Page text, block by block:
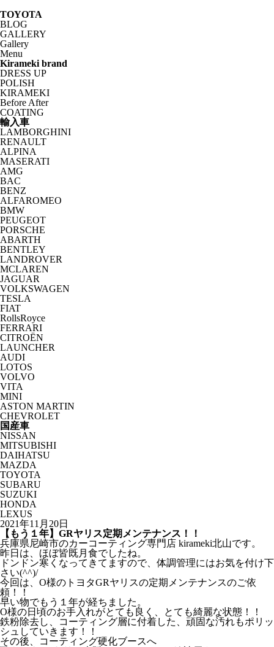
TOYOTA
BLOG
GALLERY
Gallery
Menu
Kirameki brand
DRESS UP
POLISH
KIRAMEKI
Before After
COATING
輸入車
LAMBORGHINI
RENAULT
ALPINA
MASERATI
AMG
BAC
BENZ
ALFAROMEO
BMW
PEUGEOT
PORSCHE
ABARTH
BENTLEY
LANDROVER
MCLAREN
JAGUAR
VOLKSWAGEN
TESLA
FIAT
RollsRoyce
FERRARI
CITROËN
LAUNCHER
AUDI
LOTOS
VOLVO
VITA
MINI
ASTON MARTIN
CHEVROLET
国産車
NISSAN
MITSUBISHI
DAIHATSU
MAZDA
TOYOTA
SUBARU
SUZUKI
HONDA
LEXUS
2021年11月20日
【もう１年】GRヤリス定期メンテナンス！！
兵庫県尼崎市のカーコーティング専門店 kirameki北山です。
昨日は、ほぼ皆既月食でしたね。
ドンドン寒くなってきてますので、体調管理にはお気を付け下
さい(^^)/
今回は、O様のトヨタGRヤリスの定期メンテナンスのご依
頼！！
早い物でもう１年が経ちました。
O様の日頃のお手入れがとても良く、とても綺麗な状態！！
鉄粉除去し、コーティング層に付着した、頑固な汚れもポリッ
シュしていきます！！
その後、コーティング硬化ブースへ